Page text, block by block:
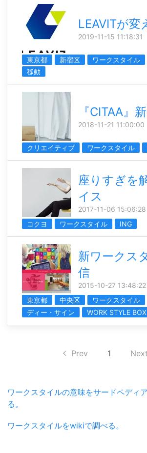
LEAVITが変
2019-11-15 11:18:31
東京都 新宿区 ワークスタイル
移動
『CITAA』
2018-11-21 11:00:00
クリエイティブ ワークスタイル
座りすぎを
イス
2017-11-06 15:06:28
コクヨ
ワークスタイル ING
新ワークス
信
2015-10-27 13:48:22
東京都
中央区
ワークスタイル
ディー・サイン
WORK STYLE BOX
Prev 1 Next
ワークスタイルの意味をサードペディ
る。
ワークスタイルをwikiで調べる。